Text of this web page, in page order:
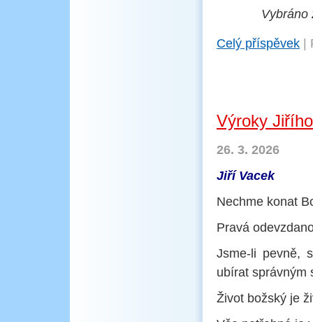
Vybráno
Celý příspěvek
Výroky
26. 3. 2026
Jiří Vacek
Nechme konat
Pravá
Jsme-li pevně,
ubírat správným
Život božský je